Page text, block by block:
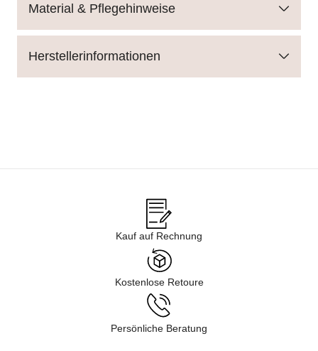
Material & Pflegehinweise
Herstellerinformationen
Kauf auf Rechnung
Kostenlose Retoure
Persönliche Beratung